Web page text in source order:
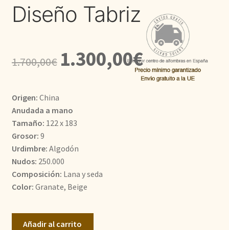
Diseño Tabriz
1.700,00€
El
precio
era:
1.700,00€.
1.300,00€El
precio
Origen: China
Anudada a mano
Tamaño: 122 x 183
Grosor: 9
Urdimbre: Algodón
Nudos: 250.000
Composición: Lana y seda
Color: Granate, Beige
Añadir al carrito